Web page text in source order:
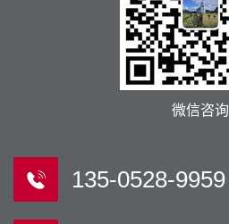
微信咨询
135-0528-9959